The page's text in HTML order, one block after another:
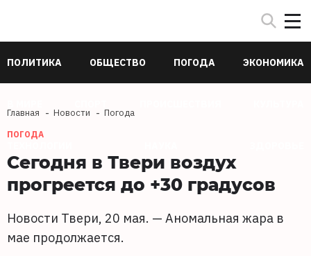
ПОЛИТИКА ОБЩЕСТВО ПОГОДА ЭКОНОМИКА
Главная Новости Погода
ПОГОДА
Сегодня в Твери воздух
прогреется до +30 градусов
Новости Твери, 20 мая. — Аномальная жара в
мае продолжается.